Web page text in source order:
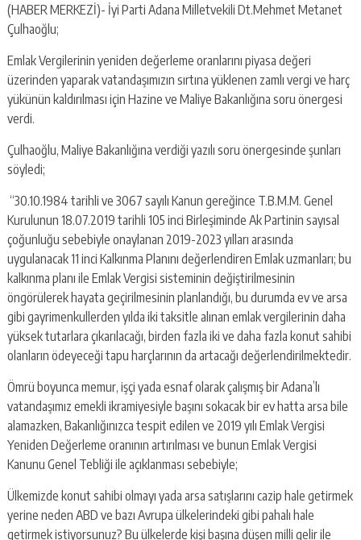
taksim
escort
beşiktaş
escort
kartal
escort
maltepe
escort
(HABER MERKEZİ)- İyi Parti Adana Milletvekili Dt.Mehmet Metanet
Çulhaoğlu;
Emlak Vergilerinin yeniden değerleme oranlarını piyasa değeri
üzerinden yaparak vatandaşımızın sırtına yüklenen zamlı vergi ve harç
yükünün kaldırılması için Hazine ve Maliye Bakanlığına soru önergesi
verdi.
Çulhaoğlu, Maliye Bakanlığına verdiği yazılı soru önergesinde şunları
söyledi;
“30.10.1984 tarihli ve 3067 sayılı Kanun gereğince T.B.M.M. Genel
Kurulunun 18.07.2019 tarihli 105 inci Birleşiminde Ak Partinin sayısal
çoğunluğu sebebiyle onaylanan 2019-2023 yılları arasında
uygulanacak 11 inci Kalkınma Planını değerlendiren Emlak uzmanları; bu
kalkınma planı ile Emlak Vergisi sisteminin değiştirilmesinin
öngörülerek hayata geçirilmesinin planlandığı, bu durumda ev ve arsa
gibi gayrimenkullerden yılda iki taksitle alınan emlak vergilerinin daha
yüksek tutarlara çıkarılacağı, birden fazla iki ve daha fazla konut sahibi
olanların ödeyeceği tapu harçlarının da artacağı değerlendirilmektedir.
Ömrü boyunca memur, işçi yada esnaf olarak çalışmış bir Adana’lı
vatandaşımız emekli ikramiyesiyle başını sokacak bir ev hatta arsa bile
alamazken, Bakanlığınızca tespit edilen ve 2019 yılı Emlak Vergisi
Yeniden Değerleme oranının artırılması ve bunun Emlak Vergisi
Kanunu Genel Tebliği ile açıklanması sebebiyle;
Ülkemizde konut sahibi olmayı yada arsa satışlarını cazip hale getirmek
yerine neden ABD ve bazı Avrupa ülkelerindeki gibi pahalı hale
getirmek istiyorsunuz? Bu ülkelerde kişi başına düşen milli gelir ile